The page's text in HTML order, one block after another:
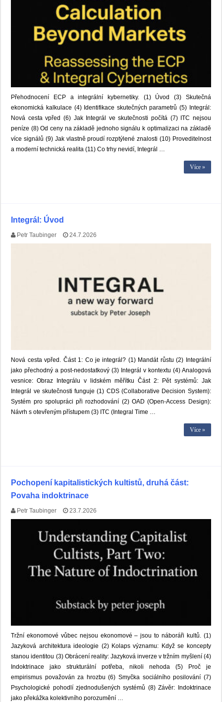
Přehodnocení ECP a integrální kybernetiky. (1) Úvod (3) Skutečná
ekonomická kalkulace (4) Identifikace skutečných parametrů (5) Integrál:
Nová cesta vpřed (6) Jak Integrál ve skutečnosti počítá (7) ITC nejsou
peníze (8) Od ceny na základě jednoho signálu k optimalizaci na základě
více signálů (9) Jak vlastně proudí rozptýlené znalosti (10) Proveditelnost
a moderní technická realita (11) Co trhy nevidí, Integrál …
Více »
Integrál: Úvod
Petr Taubinger 24.7.2026
Nová cesta vpřed. Část 1: Co je integrál? (1) Mandát růstu (2) Integrální
jako přechodný a post-nedostatkový (3) Integrál v kontextu (4) Analogová
vesnice: Obraz Integrálu v lidském měřítku Část 2: Pět systémů: Jak
Integrál ve skutečnosti funguje (1) CDS (Collaborative Decision System):
Systém pro spolupráci při rozhodování (2) OAD (Open-Access Design):
Návrh s otevřeným přístupem (3) ITC (Integral Time …
Více »
Pochopení kapitalistických kultistů, druhá část:
Povaha indoktrinace
Petr Taubinger 23.7.2026
Tržní ekonomové vůbec nejsou ekonomové – jsou to náboráři kultů. (1)
Jazyková architektura ideologie (2) Kolaps významu: Když se koncepty
stanou identitou (3) Obrácení reality: Jazyková inverze v tržním myšlení (4)
Indoktrinace jako strukturální potřeba, nikoli nehoda (5) Proč je
empirismus považován za hrozbu (6) Smyčka sociálního posilování (7)
Psychologické pohodlí zjednodušených systémů (8) Závěr: Indoktrinace
jako překážka kolektivního porozumění …